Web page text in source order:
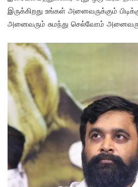
இருக்கிறது உங்கள் அனைவருக்கும்
அனைவரும் சுமந்து செல்வோம்